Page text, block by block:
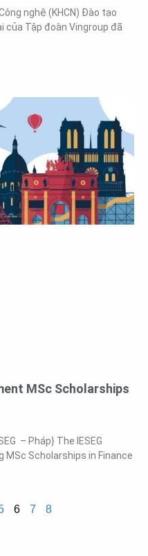
nghệ (KHCN) Đào tạo
của Tập đoàn Vingroup đã
MSc Scholarships
– Pháp} The IESEG
Scholarships in Finance
6 7 8